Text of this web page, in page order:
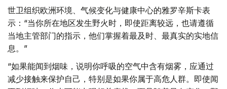
世卫组织欧洲环境、气候变化与健康中心的雅罗辛斯卡表
示：“当你所在地区发生野火时，即使距离较远，也请遵循
当地主管部门的指示，他们掌握着最及时、最真实的实地信
息。”
“如果能闻到烟味，说明你呼吸的空气中含有烟雾，应通过
减少接触来保护自己，特别是如果你属于高危人群。即使闻